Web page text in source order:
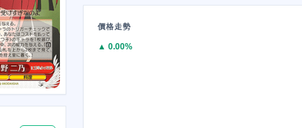
價格走勢
▲ 0.00%